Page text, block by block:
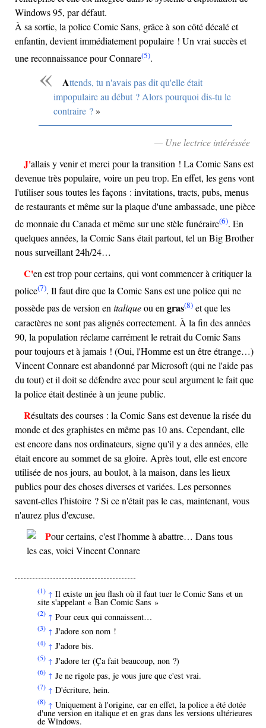
Windows 95, par défaut.
À sa sortie, la police Comic Sans, grâce à son côté décalé et
enfantin, devient immédiatement populaire ! Un vrai succès et
une reconnaissance pour Connare(5).
Attends, tu n'avais pas dit qu'elle était
impopulaire au début ? Alors pourquoi dis-tu le
contraire ?
— Une lectrice intéréssée
J'allais y venir et merci pour la transition ! La Comic Sans est
devenue très populaire, voire un peu trop. En effet, les gens vont
l'utiliser sous toutes les façons : invitations, tracts, pubs, menus
de restaurants et même sur la plaque d'une ambassade, une pièce
de monnaie du Canada et même sur une stèle funéraire(6). En
quelques années, la Comic Sans était partout, tel un Big Brother
nous surveillant 24h/24…
C'en est trop pour certains, qui vont commencer à critiquer la
police(7). Il faut dire que la Comic Sans est une police qui ne
possède pas de version enitaliqueou engras(8) et que les
caractères ne sont pas alignés correctement. À la fin des années
90, la population réclame carrément le retrait du Comic Sans
pour toujours et à jamais ! (Oui, l'Homme est un être étrange…)
Vincent Connare est abandonné par Microsoft (qui ne l'aide pas
du tout) et il doit se défendre avec pour seul argument le fait que
la police était destinée à un jeune public.
Résultats des courses : la Comic Sans est devenue la risée du
monde et des graphistes en même pas 10 ans. Cependant, elle
est encore dans nos ordinateurs, signe qu'il y a des années, elle
était encore au sommet de sa gloire. Après tout, elle est encore
utilisée de nos jours, au boulot, à la maison, dans les lieux
publics pour des choses diverses et variées. Les personnes
savent-elles l'histoire ? Si ce n'était pas le cas, maintenant, vous
n'aurez plus d'excuse.
(1) ↑ Il existe un jeu flash où il faut tuer le Comic Sans et un
site s'appelant « Ban Comic Sans »
(2) ↑ Pour ceux qui connaissent…
(3) ↑ J'adore son nom !
(4) ↑ J'adore bis.
(5) ↑ J'adore ter (Ça fait beaucoup, non ?)
(6) ↑ Je ne rigole pas, je vous jure que c'est vrai.
(7) ↑ D'écriture, hein.
(8) ↑ Uniquement à l'origine, car en effet, la police a été dotée
d'une version en italique et en gras dans les versions ultérieures
de Windows.